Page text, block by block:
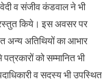
व संजीव कंडवाल ने भी
किये। इस अवसर पर
अन्य अतिथियों का आभार
को सम्मानित भी
व सदस्य भी उपस्थित